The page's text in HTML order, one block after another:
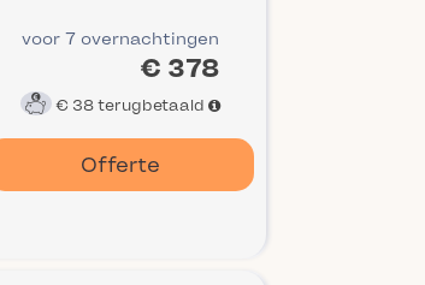
voor 7 overnachtingen
€ 378
€ 38terugbetaald
Offerte